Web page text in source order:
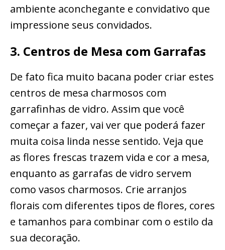
ambiente aconchegante e convidativo que
impressione seus convidados.
3. Centros de Mesa com Garrafas
De fato fica muito bacana poder criar estes
centros de mesa charmosos com
garrafinhas de vidro. Assim que você
começar a fazer, vai ver que poderá fazer
muita coisa linda nesse sentido. Veja que
as flores frescas trazem vida e cor a mesa,
enquanto as garrafas de vidro servem
como vasos charmosos. Crie arranjos
florais com diferentes tipos de flores, cores
e tamanhos para combinar com o estilo da
sua decoração.